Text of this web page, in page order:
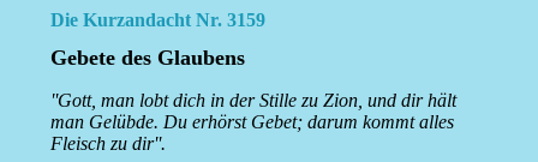
Die Kurzandacht Nr. 3159
Gebete des Glaubens
''Gott, man lobt dich in der Stille zu Zion, und dir hält
man Gelübde. Du erhörst Gebet; darum kommt alles
Fleisch zu dir''.